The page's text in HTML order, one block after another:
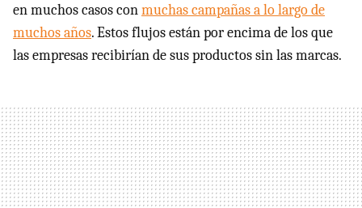
en muchos casos conmuchas campañas a lo largo de
muchos años. Estos flujos están por encima de los que
las empresas recibirían de sus productos sin las marcas.